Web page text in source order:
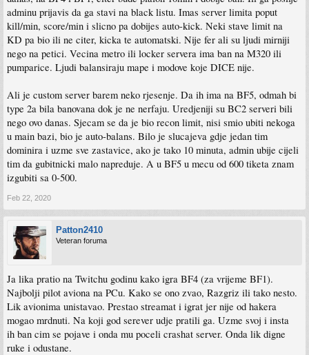
adminu prijavis da ga stavi na black listu. Imas server limita poput
kill/min, score/min i slicno pa dobijes auto-kick. Neki stave limit na
KD pa bio ili ne citer, kicka te automatski. Nije fer ali su ljudi mirniji
nego na petici. Vecina metro ili locker servera ima ban na M320 ili
pumparice. Ljudi balansiraju mape i modove koje DICE nije.
Ali je custom server barem neko rjesenje. Da ih ima na BF5, odmah bi
type 2a bila banovana dok je ne nerfaju. Uredjeniji su BC2 serveri bili
nego ovo danas. Sjecam se da je bio recon limit, nisi smio ubiti nekoga
u main bazi, bio je auto-balans. Bilo je slucajeva gdje jedan tim
dominira i uzme sve zastavice, ako je tako 10 minuta, admin ubije cijeli
tim da gubitnicki malo napreduje. A u BF5 u mecu od 600 tiketa znam
izgubiti sa 0-500.
Feb 22, 2020
Patton2410
Veteran foruma
Ja lika pratio na Twitchu godinu kako igra BF4 (za vrijeme BF1).
Najbolji pilot aviona na PCu. Kako se ono zvao, Razgriz ili tako nesto.
Lik avionima unistavao. Prestao streamat i igrat jer nije od hakera
mogao mrdnuti. Na koji god serever udje pratili ga. Uzme svoj i insta
ih ban cim se pojave i onda mu poceli crashat server. Onda lik digne
ruke i odustane.